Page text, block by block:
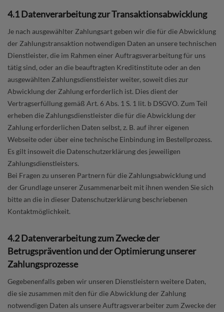
4.1 Datenverarbeitung zur Transaktionsabwicklung
Je nach ausgewählter Zahlungsart geben wir die für die Abwicklung
der Zahlungstransaktion notwendigen Daten an unsere technischen
Dienstleister, die im Rahmen einer Auftragsverarbeitung für uns
tätig sind, oder an die beauftragten Kreditinstitute oder an den
ausgewählten Zahlungsdienstleister weiter, soweit dies zur
Abwicklung der Zahlung erforderlich ist. Dies dient der
Vertragserfüllung gemäß Art. 6 Abs. 1 S. 1 lit. b DSGVO. Zum Teil
erheben die Zahlungsdienstleister die für die Abwicklung der
Zahlung erforderlichen Daten selbst, z. B. auf ihrer eigenen
Webseite oder über eine technische Einbindung im Bestellprozess.
Es gilt insoweit die Datenschutzerklärung des jeweiligen
Zahlungsdienstleisters.
Bei Fragen zu unseren Partnern für die Zahlungsabwicklung und
der Grundlage unserer Zusammenarbeit mit ihnen wenden Sie sich
bitte an die in dieser Datenschutzerklärung beschriebenen
Kontaktmöglichkeit.
4.2 Datenverarbeitung zum Zwecke der
Betrugsprävention und der Optimierung unserer
Zahlungsprozesse
Gegebenenfalls geben wir unseren Dienstleistern weitere Daten,
die sie zusammen mit den für die Abwicklung der Zahlung
notwendigen Daten als unsere Auftragsverarbeiter zum Zwecke der